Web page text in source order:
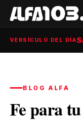
VERSÍCULO DEL DÍA
BLOG ALFA
Fe para tu